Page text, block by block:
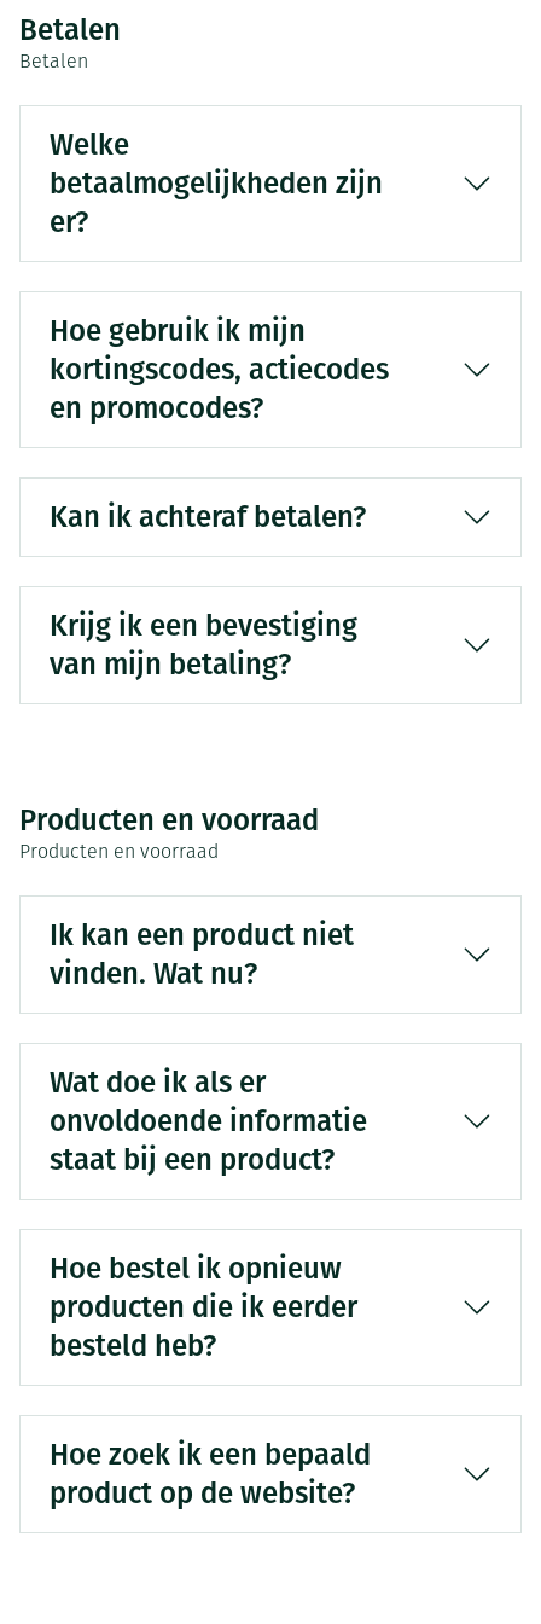
Betalen
Betalen
Welke
betaalmogelijkheden zijn
er?
Hoe gebruik ik mijn
kortingscodes, actiecodes
en promocodes?
Kan ik achteraf betalen?
Krijg ik een bevestiging
van mijn betaling?
Producten en voorraad
Producten en voorraad
Ik kan een product niet
vinden. Wat nu?
Wat doe ik als er
onvoldoende informatie
staat bij een product?
Hoe bestel ik opnieuw
producten die ik eerder
besteld heb?
Hoe zoek ik een bepaald
product op de website?